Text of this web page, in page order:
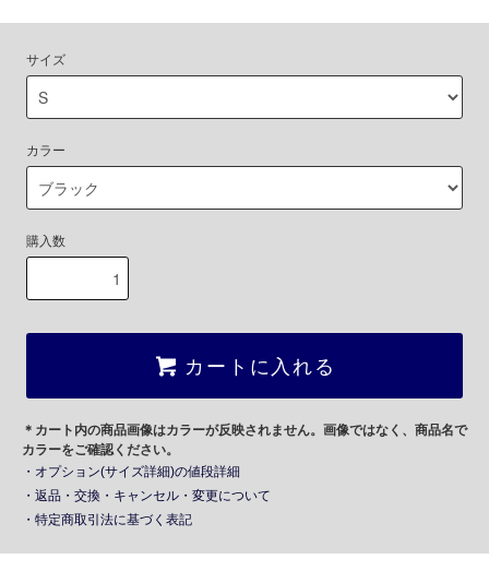
サイズ
カラー
購入数
カートに入れる
＊カート内の商品画像はカラーが反映されません。画像ではなく、商品名で
カラーをご確認ください。
・オプション(サイズ詳細)の値段詳細
・返品・交換・キャンセル・変更について
・特定商取引法に基づく表記